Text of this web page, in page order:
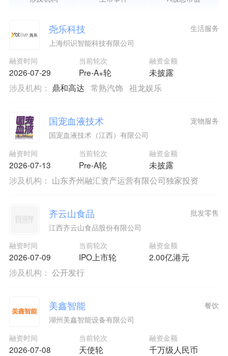
尧乐科技
上海织识智能科技有限公司
融资时间
2026-07-29
当前轮次
Pre-A+轮
融资金额
未披露
生活服务
涉及机构： 鼎和高达 常熟汽饰 祖龙娱乐
国宠血液技术
国宠血液技术（江西）有限公司
融资时间
2026-07-13
当前轮次
Pre-A轮
融资金额
未披露
宠物服务
涉及机构： 山东齐州融汇资产运营有限公司独家投资
齐云山食品
江西齐云山食品股份有限公司
融资时间
2026-07-09
当前轮次
IPO上市轮
融资金额
2.00亿港元
批发零售
涉及机构： 公开发行
美鑫智能
湖州美鑫智能设备有限公司
融资时间
2026-07-08
当前轮次
天使轮
融资金额
千万级人民币
餐饮